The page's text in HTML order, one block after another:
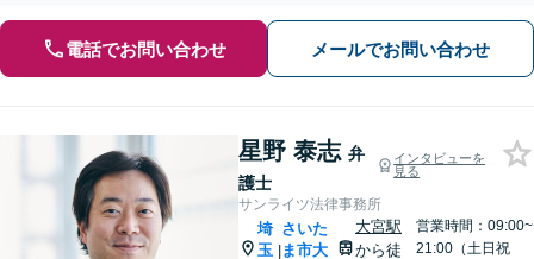
電話でお問い合わせ メールでお問い合わせ
星野 泰志 弁
護士
インタビューを
見る
サンライツ法律事務所
埼
玉 |
さいた
ま市大
大宮駅
から徒
営業時間：09:00~
21:00（土日祝